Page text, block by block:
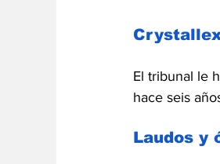
El tribunal le
hace seis
Laudos y